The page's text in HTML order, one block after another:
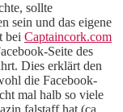
sollte
sein und das eigene
bei Captaincork.com
Seite des
Dies erklärt den
die Facebook-
mal halb so viele